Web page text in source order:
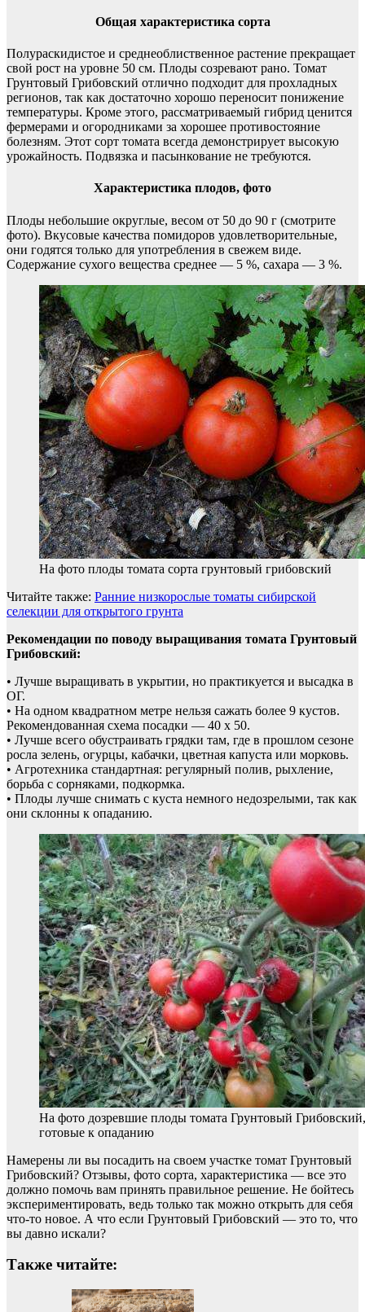
Общая характеристика сорта
Полураскидистое и среднеоблиственное растение прекращает
свой рост на уровне 50 см. Плоды созревают рано. Томат
Грунтовый Грибовский отлично подходит для прохладных
регионов, так как достаточно хорошо переносит понижение
температуры. Кроме этого, рассматриваемый гибрид ценится
фермерами и огородниками за хорошее противостояние
болезням. Этот сорт томата всегда демонстрирует высокую
урожайность. Подвязка и пасынкование не требуются.
Характеристика плодов, фото
Плоды небольшие округлые, весом от 50 до 90 г (смотрите
фото). Вкусовые качества помидоров удовлетворительные,
они годятся только для употребления в свежем виде.
Содержание сухого вещества среднее — 5 %, сахара — 3 %.
На фото плоды томата сорта грунтовый грибовский
Читайте также: Ранние низкорослые томаты сибирской
селекции для открытого грунта
Рекомендации по поводу выращивания томата Грунтовый
Грибовский:
• Лучше выращивать в укрытии, но практикуется и высадка в
ОГ.
• На одном квадратном метре нельзя сажать более 9 кустов.
Рекомендованная схема посадки — 40 х 50.
• Лучше всего обустраивать грядки там, где в прошлом сезоне
росла зелень, огурцы, кабачки, цветная капуста или морковь.
• Агротехника стандартная: регулярный полив, рыхление,
борьба с сорняками, подкормка.
• Плоды лучше снимать с куста немного недозрелыми, так как
они склонны к опаданию.
На фото дозревшие плоды томата Грунтовый Грибовский,
готовые к опаданию
Намерены ли вы посадить на своем участке томат Грунтовый
Грибовский? Отзывы, фото сорта, характеристика — все это
должно помочь вам принять правильное решение. Не бойтесь
экспериментировать, ведь только так можно открыть для себя
что-то новое. А что если Грунтовый Грибовский — это то, что
вы давно искали?
Также читайте: